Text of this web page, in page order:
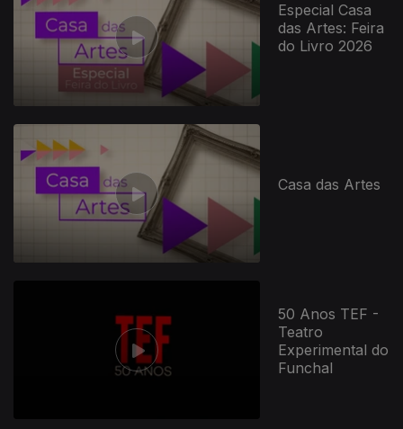
Especial Casa
das Artes: Feira
do Livro 2026
Casa das Artes
50 Anos TEF -
Teatro
Experimental do
Funchal